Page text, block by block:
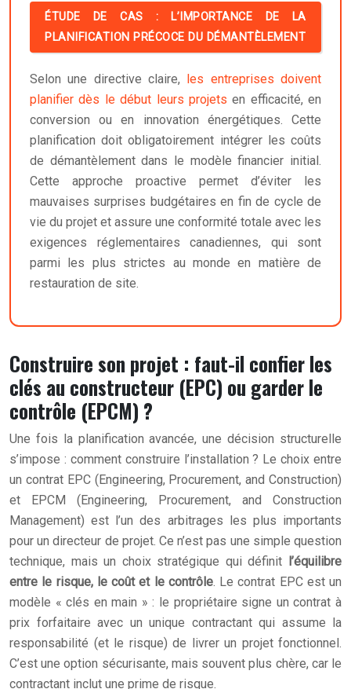
ÉTUDE DE CAS : L’IMPORTANCE DE LA
PLANIFICATION PRÉCOCE DU DÉMANTÈLEMENT
Selon une directive claire,
les entreprises doivent
planifier dès le début leurs projets en efficacité, en
conversion ou en innovation énergétiques. Cette
planification doit obligatoirement intégrer les coûts
de démantèlement dans le modèle financier initial.
Cette approche proactive permet d’éviter les
mauvaises surprises budgétaires en fin de cycle de
vie du projet et assure une conformité totale avec les
exigences réglementaires canadiennes, qui sont
parmi les plus strictes au monde en matière de
restauration de site.
Construire son projet : faut-il confier les
clés au constructeur (EPC) ou garder le
contrôle (EPCM) ?
Une fois la planification avancée, une décision structurelle
s’impose : comment construire l’installation ? Le choix entre
un contrat EPC (Engineering, Procurement, and Construction)
et EPCM (Engineering, Procurement, and Construction
Management) est l’un des arbitrages les plus importants
pour un directeur de projet. Ce n’est pas une simple question
technique, mais un choix stratégique qui définit
l’équilibre
entre le risque, le coût et le contrôle. Le contrat EPC est un
modèle « clés en main » : le propriétaire signe un contrat à
prix forfaitaire avec un unique contractant qui assume la
responsabilité (et le risque) de livrer un projet fonctionnel.
C’est une option sécurisante, mais souvent plus chère, car le
contractant inclut une prime de risque.